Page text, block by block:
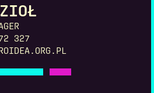
327